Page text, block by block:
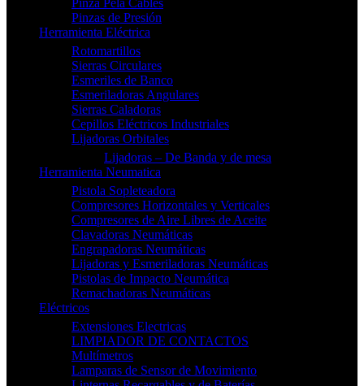
Pinza Pela Cables
Pinzas de Presión
Herramienta Eléctrica
Rotomartillos
Sierras Circulares
Esmeriles de Banco
Esmeriladoras Angulares
Sierras Caladoras
Cepillos Eléctricos Industriales
Lijadoras Orbitales
Lijadoras – De Banda y de mesa
Herramienta Neumatica
Pistola Sopleteadora
Compresores Horizontales y Verticales
Compresores de Aire Libres de Aceite
Clavadoras Neumáticas
Engrapadoras Neumáticas
Lijadoras y Esmeriladoras Neumáticas
Pistolas de Impacto Neumática
Remachadoras Neumáticas
Eléctricos
Extensiones Electricas
LIMPIADOR DE CONTACTOS
Multímetros
Lamparas de Sensor de Movimiento